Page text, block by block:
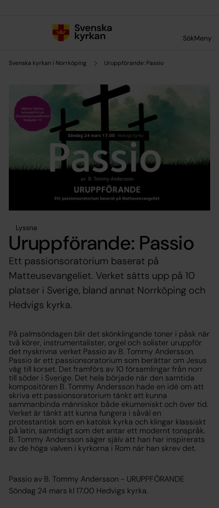
SökMeny
Svenska kyrkan i Norrköping Uruppförande: Passio
Lyssna
Uruppförande: Passio
Ett passionsoratorium baserat på
Matteusevangeliet. Verket sätts upp på 10
platser i Sverige, bland annat Norrköping och
Hedvigs kyrka.
På palmsöndagen blir det skönklingande toner i påsk när
två körer, instrumentalister, orgel och solister uruppför
det nyskrivna verket Passio av B. Tommy Andersson.
Passio är ett passionsoratorium som berättar om Jesus
väg till korset. Det framförs av 10 församlingar från norr
till söder i Sverige. Det hela började när den samtida
kompositören B. Tommy Andersson hade en idé om att
skriva ett passionsoratorium tänkt att kunna
sammanbinda människor både ekumeniskt och över tid.
Verket är tänkt att kunna fungera i såväl en
protestantisk som en katolsk kyrka och klingar klassiskt
på latin, samtidigt som det antar ett modernt tonspråk.
B. Tommy Andersson säger själv att han har inspirerats
av de höga valven i kyrkorna i Rom när han skrev det.
Passio av B. Tommy Andersson - URUPPFÖRANDE
Söndag 24 mars kl 17.00 Hedvigs kyrka.